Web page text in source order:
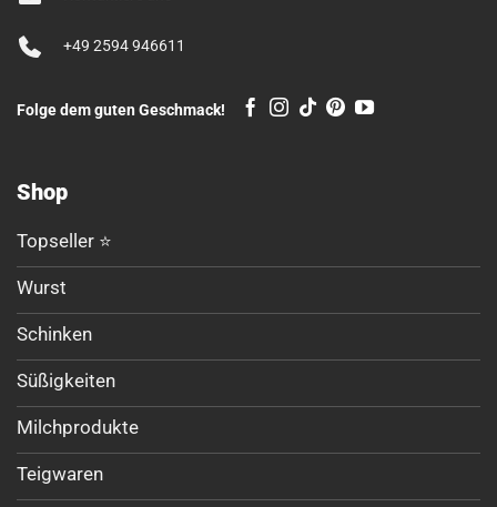
+49 2594 946611
Folge dem guten Geschmack!
Shop
Topseller ⭐
Wurst
Schinken
Süßigkeiten
Milchprodukte
Teigwaren